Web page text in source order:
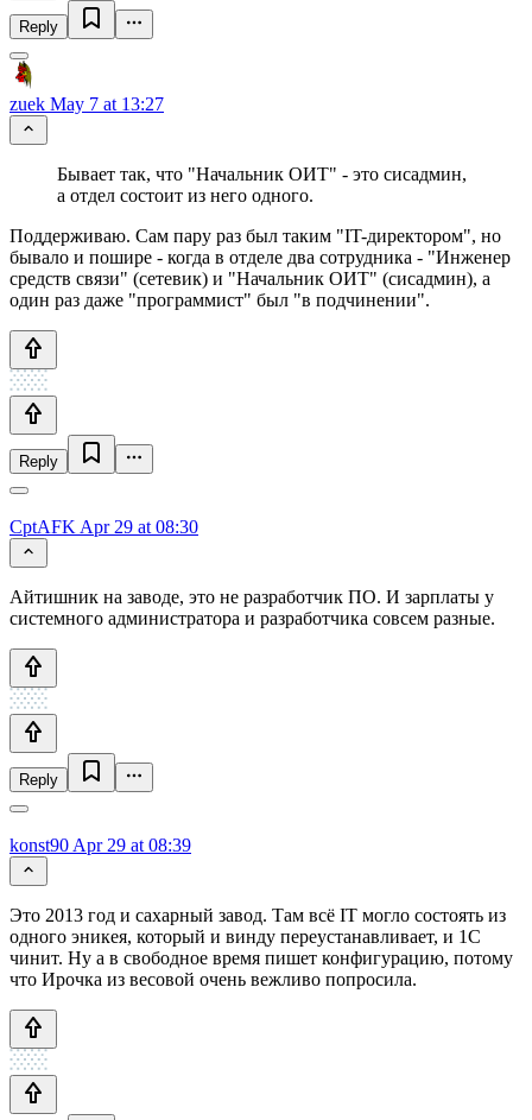
Reply
zuek May 7 at 13:27
Бывает так, что "Начальник ОИТ" - это сисадмин,
а отдел состоит из него одного.
Поддерживаю. Сам пару раз был таким "IT-директором", но
бывало и пошире - когда в отделе два сотрудника - "Инженер
средств связи" (сетевик) и "Начальник ОИТ" (сисадмин), а
один раз даже "программист" был "в подчинении".
Reply
CptAFK Apr 29 at 08:30
Айтишник на заводе, это не разработчик ПО. И зарплаты у
системного администратора и разработчика совсем разные.
Reply
konst90 Apr 29 at 08:39
Это 2013 год и сахарный завод. Там всё IT могло состоять из
одного эникея, который и винду переустанавливает, и 1С
чинит. Ну а в свободное время пишет конфигурацию, потому
что Ирочка из весовой очень вежливо попросила.